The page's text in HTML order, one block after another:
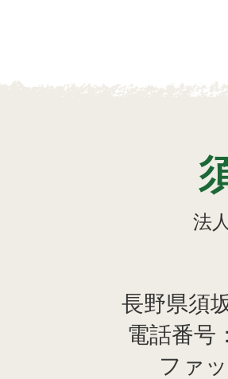
法
長野県須
電話番号：
ファ